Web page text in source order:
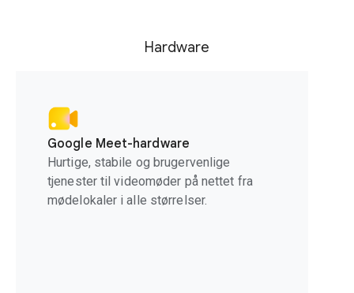
Hardware
Google Meet-hardware
Hurtige, stabile og brugervenlige
tjenester til videomøder på nettet fra
mødelokaler i alle størrelser.